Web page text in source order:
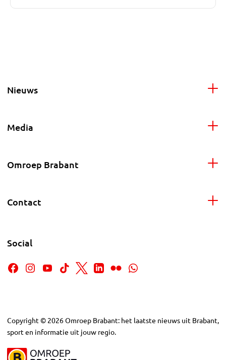
Nieuws
Media
Omroep Brabant
Contact
Social
Copyright © 2026Omroep Brabant: het laatste nieuws uit Brabant,
sport en informatie uit jouw regio.